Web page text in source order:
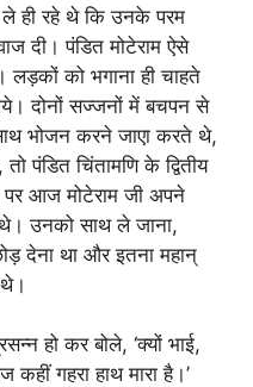
ले ही रहे थे कि उनके परम
दी। पंडित मोटेराम ऐसे
लड़कों को भगाना ही चाहते
दोनों सज्जनों में बचपन से
भोजन करने जाएा करते थे,
पंडित चिंतामणि के द्वितीय
पर आज मोटेराम जी अपने
उनको साथ ले जाना,
देना था और इतना महान्
हो कर बोले, ‘क्यों भाई,
गहरा हाथ मारा है।’